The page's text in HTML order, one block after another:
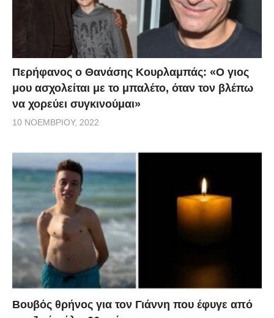
Περήφανος ο Θανάσης Κουρλαμπάς: «Ο γιος
μου ασχολείται με το μπαλέτο, όταν τον βλέπω
να χορεύει συγκινούμαι»
10 ΝΟΕΜΒΡΊΟΥ, 2022
Βουβός θρήνος για τον Γιάννη που έφυγε από